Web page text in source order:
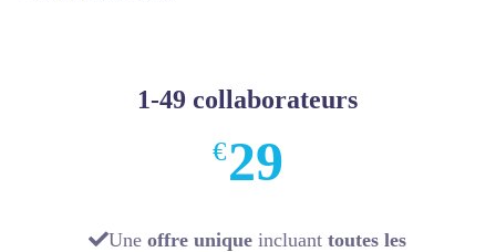
1-49 collaborateurs
€29
Uneoffre unique incluanttoutes les